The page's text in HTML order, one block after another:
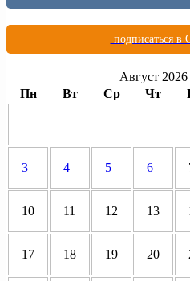
подписаться в
Август 2026
Пн
Вт Ср Чт
3 4 5 6
10 11 12 13
17 18 19 20